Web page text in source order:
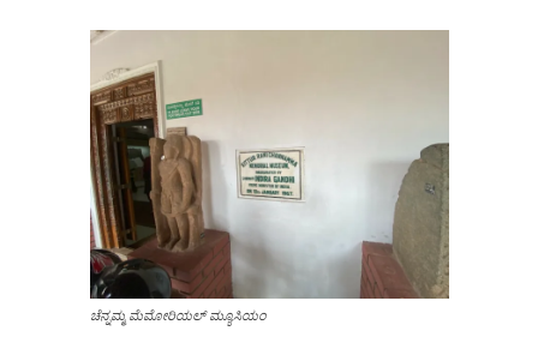
ಚೆನ್ನಮ್ಮ ಮೆಮೋರಿಯಲ್‌ ಮ್ಯೂಸಿಯಂ